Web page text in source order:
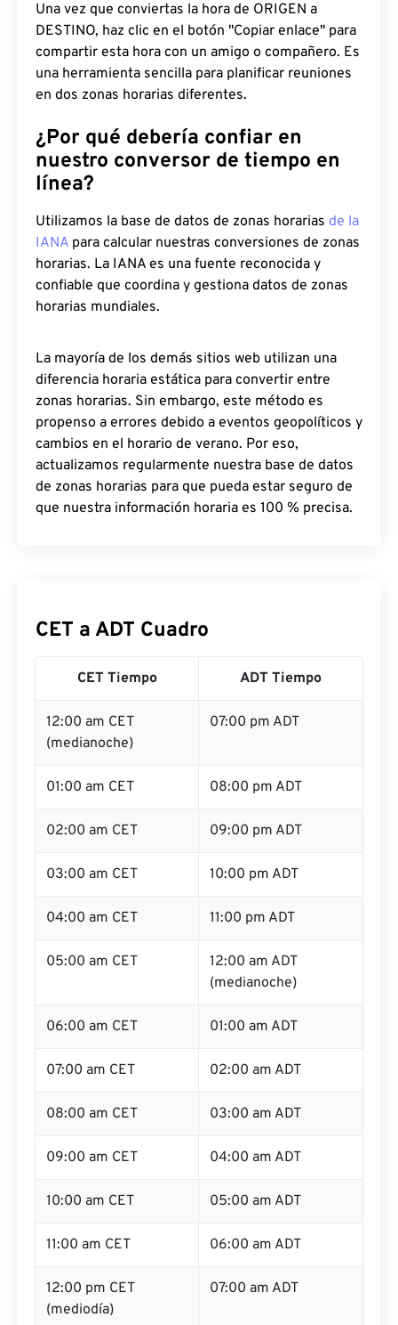
Una vez que conviertas la hora de ORIGEN a
DESTINO, haz clic en el botón "Copiar enlace" para
compartir esta hora con un amigo o compañero. Es
una herramienta sencilla para planificar reuniones
en dos zonas horarias diferentes.
¿Por qué debería confiar en
nuestro conversor de tiempo en
línea?
Utilizamos la base de datos de zonas horarias de la
IANA para calcular nuestras conversiones de zonas
horarias. La IANA es una fuente reconocida y
confiable que coordina y gestiona datos de zonas
horarias mundiales.
La mayoría de los demás sitios web utilizan una
diferencia horaria estática para convertir entre
zonas horarias. Sin embargo, este método es
propenso a errores debido a eventos geopolíticos y
cambios en el horario de verano. Por eso,
actualizamos regularmente nuestra base de datos
de zonas horarias para que pueda estar seguro de
que nuestra información horaria es 100 % precisa.
CET a ADT Cuadro
CET Tiempo ADT Tiempo
12:00 am CET
(medianoche)
07:00 pm ADT
01:00 am CET 08:00 pm ADT
02:00 am CET 09:00 pm ADT
03:00 am CET 10:00 pm ADT
04:00 am CET 11:00 pm ADT
05:00 am CET
12:00 am ADT
(medianoche)
06:00 am CET 01:00 am ADT
07:00 am CET 02:00 am ADT
08:00 am CET 03:00 am ADT
09:00 am CET 04:00 am ADT
10:00 am CET 05:00 am ADT
11:00 am CET 06:00 am ADT
12:00 pm CET
(mediodía)
07:00 am ADT